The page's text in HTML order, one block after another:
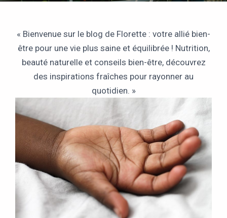
« Bienvenue sur le blog de Florette : votre allié bien-
être pour une vie plus saine et équilibrée ! Nutrition,
beauté naturelle et conseils bien-être, découvrez
des inspirations fraîches pour rayonner au
quotidien. »